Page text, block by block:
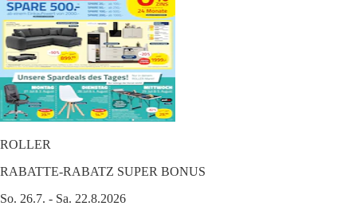
ROLLER
RABATTE-RABATZ SUPER BONUS
So. 26.7. - Sa. 22.8.2026